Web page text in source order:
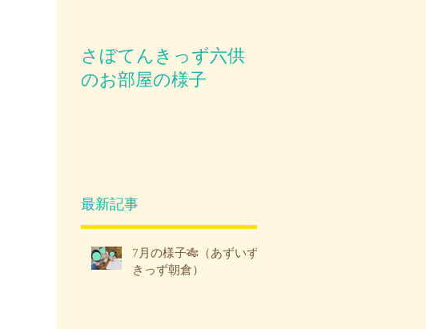
さぼてんきっず六供
のお部屋の様子
最新記事
7月の様子🎋（あずいず
きっず朝倉）